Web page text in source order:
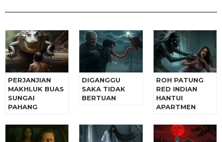
PERJANJIAN
MAKHLUK BUAS
SUNGAI
PAHANG
DIGANGGU
SAKA TIDAK
BERTUAN
ROH PATUNG
RED INDIAN
HANTUI
APARTMEN